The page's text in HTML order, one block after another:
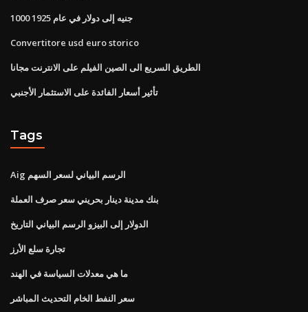
1000 جنيه إلى دولار في عام 1925
Convertitore usd euro storico
الطريق السريع الى الصين الفيلم على الانترنت مجانا
تأثير أسعار الفائدة على الاستثمار الأجنبي
Tags
Aig الرسم البياني لسعر السهم
بنك مدينة دينار بحريني سعر صرف العملة
الدولار إلى البيزو الرسم البياني التاريخ
تجارة سلع الأرز
ما هي معدلات السياسة في الهند
سعر النفط الخام التحديث المباشر